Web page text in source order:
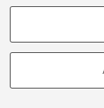
COOKIE TECNICI
Si tratta di cookie